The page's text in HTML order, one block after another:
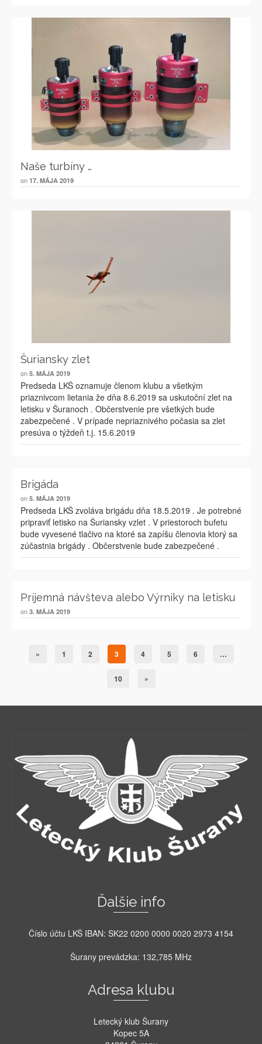
Naše turbíny …
on 17. MÁJA 2019
Šuriansky zlet
on 5. MÁJA 2019
Predseda LKŠ oznamuje členom klubu a všetkým
priaznivcom lietania že dňa 8.6.2019 sa uskutoční zlet na
letisku v Šuranoch . Občerstvenie pre všetkých bude
zabezpečené . V prípade nepriaznivého počasia sa zlet
presúva o týždeň t.j. 15.6.2019
Brigáda
on 5. MÁJA 2019
Predseda LKŠ zvoláva brigádu dňa 18.5.2019 . Je potrebné
pripraviť letisko na Šuriansky vzlet . V priestoroch bufetu
bude vyvesené tlačivo na ktoré sa zapíšu členovia ktorý sa
zúčastnia brigády . Občerstvenie bude zabezpečené .
Príjemná návšteva alebo Výrniky na letisku
on 3. MÁJA 2019
« 1 2 3 4 5 6 …
10 »
Ďalšie info
Číslo účtu LKŠ IBAN: SK22 0200 0000 0020 2973 4154
Šurany prevádzka: 132,785 MHz
Adresa klubu
Letecký klub Šurany
Kopec 5A